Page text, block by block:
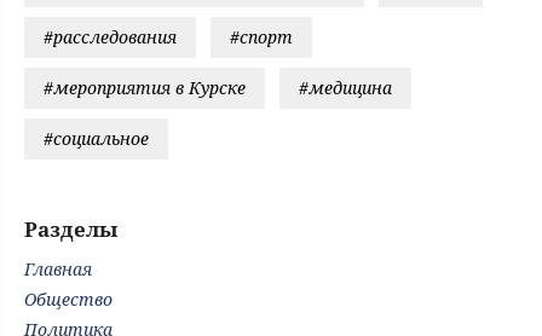
#расследования #спорт
#мероприятия в Курске #медицина
#социальное
Разделы
Главная
Общество
Политика